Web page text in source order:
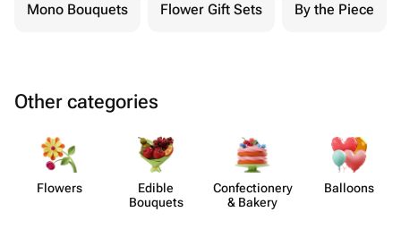
Mono Bouquets Flower Gift Sets By the Piece
Other categories
Flowers
Edible
Bouquets
Confect​ionery
& Bakery
Balloons